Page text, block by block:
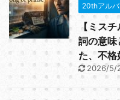
20thアルバ
【ミス
詞の意味
た、不
2026/5/